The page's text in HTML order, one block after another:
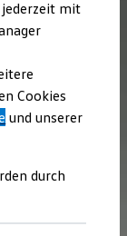
jederzeit mit
Cookies
und unserer
durch